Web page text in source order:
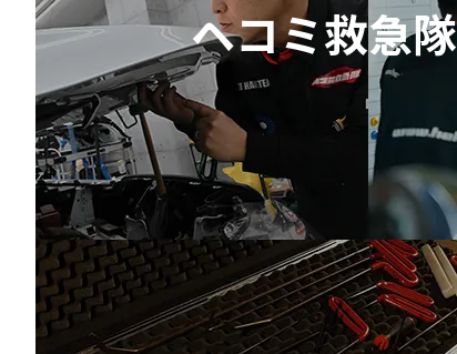
ヘコミ救急